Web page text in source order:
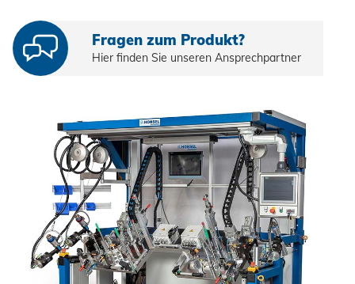
Achsenklemmen
Industrieniete
Sonderteile
PCF-System
HONSEL
HONSEL WELTWEIT
zur Übersicht
Honsel Umformtechnik
HONSEL-GRUPPE
zur Übersicht
HONSEL THEMEN
KOMPETENZ
FERTIGUNG
zur Übersicht
SERVICE
Fragen zum Produkt?
Hier finden Sie unseren Ansprechpartner